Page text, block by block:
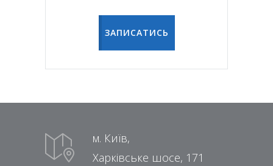
ЗАПИСАТИСЬ
м. Київ,
Харківське шосе, 171